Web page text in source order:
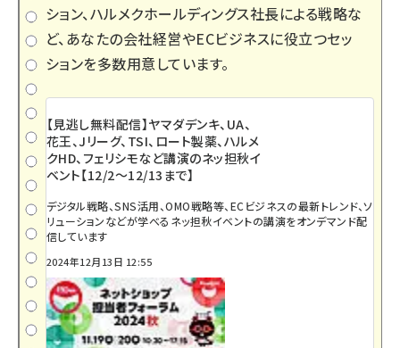
ション、ハルメクホールディングス社長による戦略な
ど、あなたの会社経営やECビジネスに役立つセッ
ションを多数用意しています。
【見逃し無料配信】ヤマダデンキ、UA、
花王、Jリーグ、TSI、ロート製薬、ハルメ
クHD、フェリシモなど講演のネッ担秋イ
ベント【12/2～12/13まで】
デジタル戦略、SNS活用、OMO戦略等、ECビジネスの最新トレンド、ソ
リューションなどが学べるネッ担秋イベントの講演をオンデマンド配
信しています
2024年12月13日 12:55